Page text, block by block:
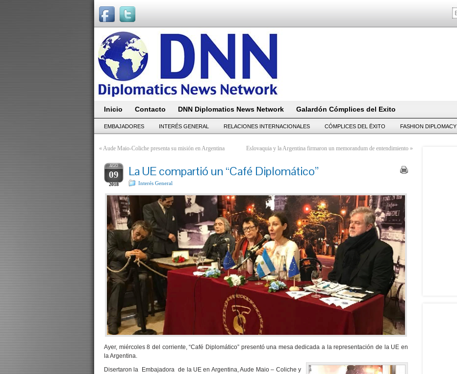
Inicio Contacto DNN Diplomatics News Network Galardón Cómplices del Exito
EMBAJADORES INTERÉS GENERAL RELACIONES INTERNACIONALES CÓMPLICES DEL ËXITO FASHION DIPLOMACY
«Aude Maio-Coliche presenta su misión en Argentina Eslovaquia y la Argentina firmaron un memorandum de entendimiento »
AGO
09
2018
La UE compartió un “Café Diplomático”
Interés General
Ayer, miércoles 8 del corriente, “Café Diplomático” presentó una mesa dedicada a la representación de la UE en
la Argentina.
Disertaron la Embajadora de la UE en Argentina, Aude Maio – Coliche y